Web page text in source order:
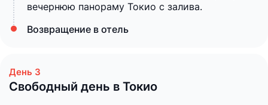
вечернюю панораму Токио с залива.
Возвращение в отель
Свободный день в Токио